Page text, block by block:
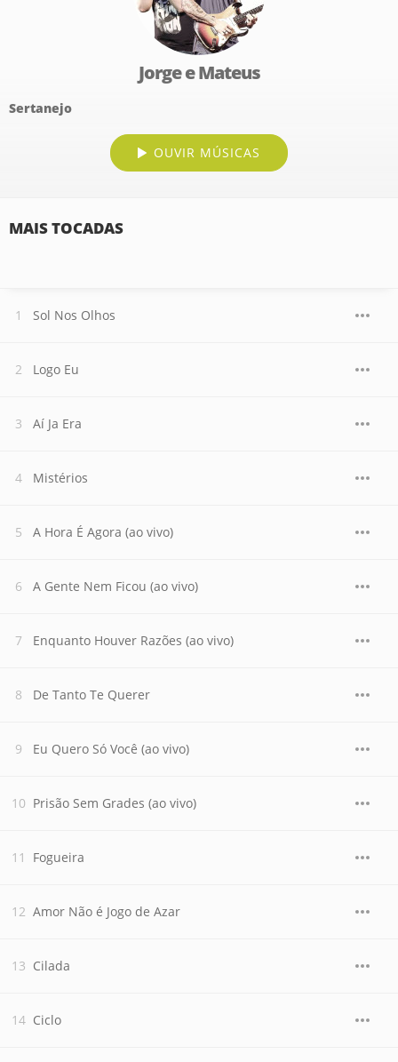
Jorge e Mateus
Sertanejo
OUVIR MÚSICAS
MAIS TOCADAS
Sol Nos Olhos
Logo Eu
Aí Ja Era
Mistérios
A Hora É Agora (ao vivo)
A Gente Nem Ficou (ao vivo)
Enquanto Houver Razões (ao vivo)
De Tanto Te Querer
Eu Quero Só Você (ao vivo)
Prisão Sem Grades (ao vivo)
Fogueira
Amor Não é Jogo de Azar
Cilada
Ciclo